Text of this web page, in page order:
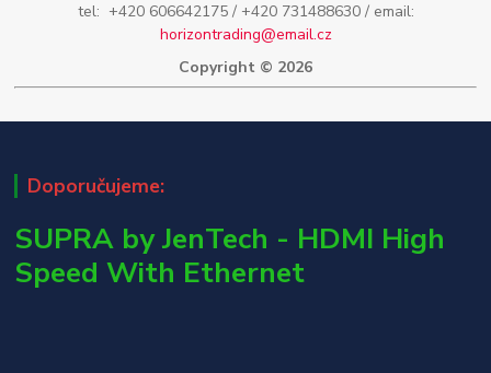
tel: +420 606642175 / +420 731488630 / email:
horizontrading@email.cz
Copyright © 2026
Doporučujeme:
SUPRA by JenTech - HDMI High
Speed With Ethernet